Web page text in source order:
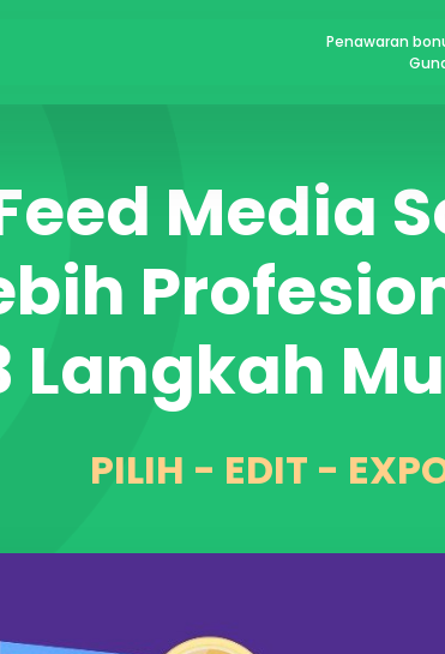
Penawaran
Media
Langkah
PILIH - EDIT -